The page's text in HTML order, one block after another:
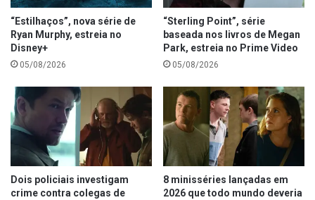
“Estilhaços”, nova série de
Ryan Murphy, estreia no
Disney+
05/08/2026
“Sterling Point”, série
baseada nos livros de Megan
Park, estreia no Prime Video
05/08/2026
Dois policiais investigam
crime contra colegas de
8 minisséries lançadas em
2026 que todo mundo deveria